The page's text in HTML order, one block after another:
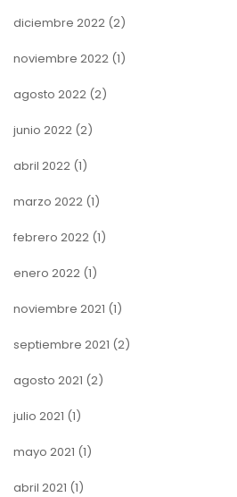
diciembre 2022 (2)
noviembre 2022 (1)
agosto 2022 (2)
junio 2022 (2)
abril 2022 (1)
marzo 2022 (1)
febrero 2022 (1)
enero 2022 (1)
noviembre 2021 (1)
septiembre 2021 (2)
agosto 2021 (2)
julio 2021 (1)
mayo 2021 (1)
abril 2021 (1)